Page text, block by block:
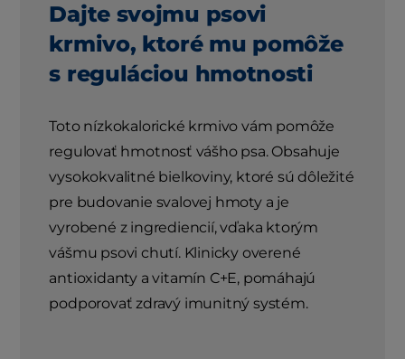
Dajte svojmu psovi
krmivo, ktoré mu pomôže
s reguláciou hmotnosti
Toto nízkokalorické krmivo vám pomôže
regulovať hmotnosť vášho psa. Obsahuje
vysokokvalitné bielkoviny, ktoré sú dôležité
pre budovanie svalovej hmoty a je
vyrobené z ingrediencií, vďaka ktorým
vášmu psovi chutí. Klinicky overené
antioxidanty a vitamín C+E, pomáhajú
podporovať zdravý imunitný systém.